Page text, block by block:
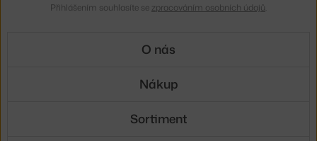
Přihlášením souhlasíte se zpracováním osobních údajů
O nás
Nákup
Sortiment